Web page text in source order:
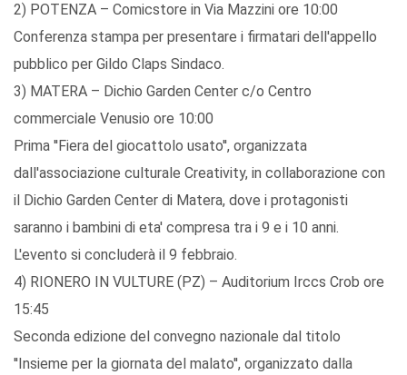
2) POTENZA – Comicstore in Via Mazzini ore 10:00
Conferenza stampa per presentare i firmatari dell'appello
pubblico per Gildo Claps Sindaco.
3) MATERA – Dichio Garden Center c/o Centro
commerciale Venusio ore 10:00
Prima ''Fiera del giocattolo usato'', organizzata
dall'associazione culturale Creativity, in collaborazione con
il Dichio Garden Center di Matera, dove i protagonisti
saranno i bambini di eta' compresa tra i 9 e i 10 anni.
L'evento si concluderà il 9 febbraio.
4) RIONERO IN VULTURE (PZ) – Auditorium Irccs Crob ore
15:45
Seconda edizione del convegno nazionale dal titolo
''Insieme per la giornata del malato'', organizzato dalla